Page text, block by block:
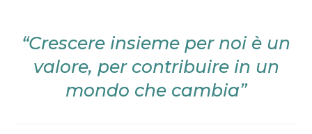
“Crescere insieme per noi è un
valore, per contribuire in un
mondo che cambia”